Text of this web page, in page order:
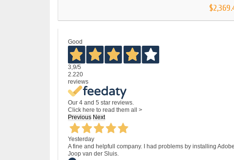
Good
3,9/5
2.220
reviews
Our 4 and 5 star reviews.
Click here to read them all >
Previous Next
Yesterday
A fine and helpfull company. I had problems by installing
Joop van der Sluis.